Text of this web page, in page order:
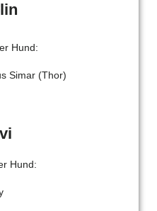
Hund:
Simar (Thor)
Hund: